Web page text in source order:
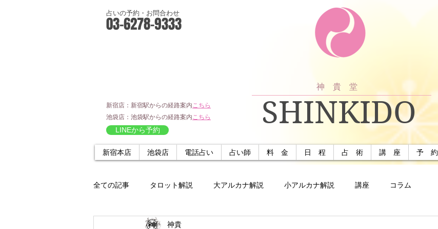
占いの予約・お問合わせ
03-6278-9333
新宿店：新宿駅からの経路案内こちら
池袋店：池袋駅からの経路案内こちら
LINEから予約
神 貴 堂
SHINKIDO
新宿本店 池袋店 電話占い 占い師 料 金 日 程 占 術 講 座 予 約
全ての記事 タロット解説 大アルカナ解説 小アルカナ解説 講座 コラム
神貴